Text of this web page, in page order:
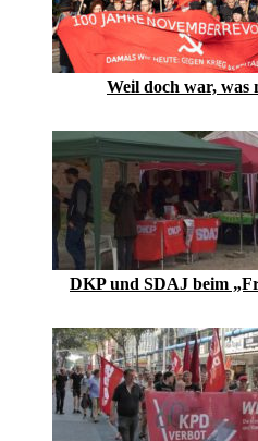
Weil doch war,
DKP und SDAJ beim